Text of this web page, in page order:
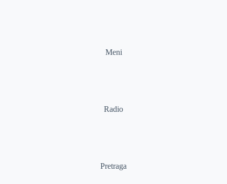
Meni
Radio
Pretraga